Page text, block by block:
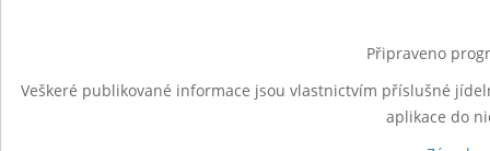
Připraveno
Veškeré publikované informace jsou vlastnictvím příslušné
aplikace do